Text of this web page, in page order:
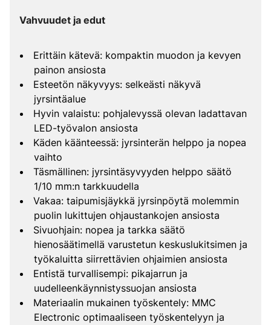
Vahvuudet ja edut
Erittäin kätevä: kompaktin muodon ja kevyen
painon ansiosta
Esteetön näkyvyys: selkeästi näkyvä
jyrsintäalue
Hyvin valaistu: pohjalevyssä olevan ladattavan
LED-työvalon ansiosta
Käden käänteessä: jyrsinterän helppo ja nopea
vaihto
Täsmällinen: jyrsintäsyvyyden helppo säätö
1/10 mm:n tarkkuudella
Vakaa: taipumisjäykkä jyrsinpöytä molemmin
puolin lukittujen ohjaustankojen ansiosta
Sivuohjain: nopea ja tarkka säätö
hienosäätimellä varustetun keskuslukitsimen ja
työkaluitta siirrettävien ohjaimien ansiosta
Entistä turvallisempi: pikajarrun ja
uudelleenkäynnistyssuojan ansiosta
Materiaalin mukainen työskentely: MMC
Electronic optimaaliseen työskentelyyn ja